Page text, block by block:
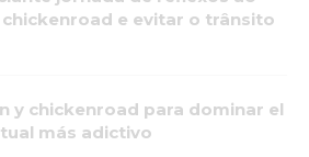
e evitar o trânsito
y chickenroad para dominar el
más adictivo